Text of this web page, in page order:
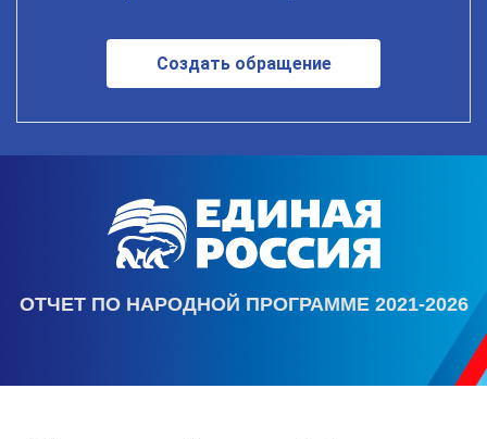
Создать обращение
ОТЧЕТ ПО НАРОДНОЙ ПРОГРАММЕ 2021-2026